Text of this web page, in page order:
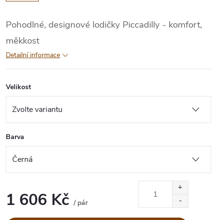
Pohodlné, designové lodičky Piccadilly - komfort,
měkkost
Detailní informace
Velikost
Barva
1 606 Kč / pár